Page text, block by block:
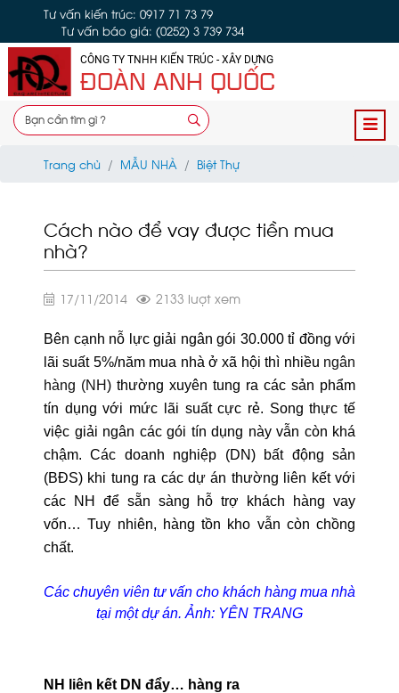
Tư vấn kiến trúc: 0917 71 73 79
Tư vấn báo giá: (0252) 3 739 734
CÔNG TY TNHH KIẾN TRÚC - XÂY DỰNG
ĐOÀN ANH QUỐC
Trang chủ MẪU NHÀ Biệt Thự
Cách nào để vay được tiền mua
nhà?
17/11/2014 2133 lượt xem
Bên cạnh nỗ lực giải ngân gói 30.000 tỉ đồng với
lãi suất 5%/năm mua nhà ở xã hội thì nhiều ngân
hàng (NH) thường xuyên tung ra các sản phẩm
tín dụng với mức lãi suất cực rẻ. Song thực tế
việc giải ngân các gói tín dụng này vẫn còn khá
chậm. Các doanh nghiệp (DN) bất động sản
(BĐS) khi tung ra các dự án thường liên kết với
các NH để sẵn sàng hỗ trợ khách hàng vay
vốn… Tuy nhiên, hàng tồn kho vẫn còn chồng
chất.
Các chuyên viên tư vấn cho khách hàng mua nhà
tại một dự án. Ảnh: YÊN TRANG
NH liên kết DN đẩy… hàng ra